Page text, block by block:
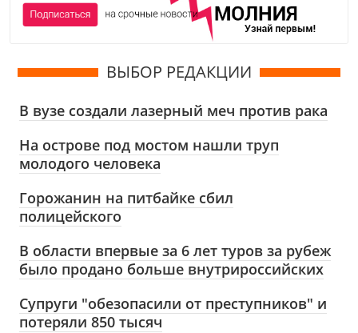
ВЫБОР РЕДАКЦИИ
В вузе создали лазерный меч против рака
На острове под мостом нашли труп
молодого человека
Горожанин на питбайке сбил
полицейского
В области впервые за 6 лет туров за рубеж
было продано больше внутрироссийских
Супруги "обезопасили от преступников" и
потеряли 850 тысяч